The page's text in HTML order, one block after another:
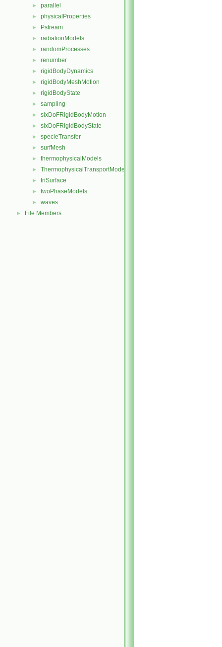
► parallel
► physicalProperties
► Pstream
► radiationModels
► randomProcesses
► renumber
► rigidBodyDynamics
► rigidBodyMeshMotion
► rigidBodyState
► sampling
► sixDoFRigidBodyMotion
► sixDoFRigidBodyState
► specieTransfer
► surfMesh
► thermophysicalModels
► ThermophysicalTransportModels
► triSurface
► twoPhaseModels
► waves
► File Members